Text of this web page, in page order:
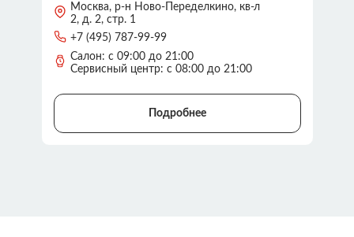
Москва, р-н Ново-Переделкино, кв-л
2, д. 2, стр. 1
+7 (495) 787-99-99
Салон: с 09:00 до 21:00
Сервисный центр: с 08:00 до 21:00
Подробнее